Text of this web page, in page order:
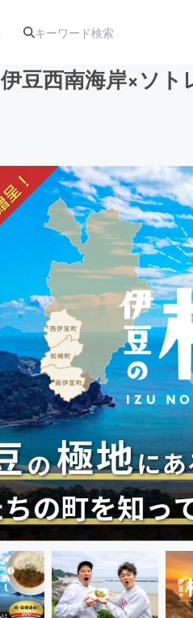
アート・写真
テクノロジー・ガジェット
映像・映画
ビジネス・起業
まちづくり・地域活性化
伊豆西南海岸×ソト